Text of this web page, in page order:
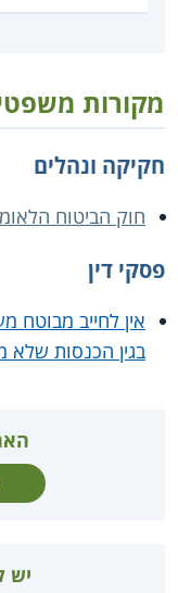
מקורות
חקיקה ונהלים
חוק הביטוח
פסקי דין
בגין הכנסות שלא
יש